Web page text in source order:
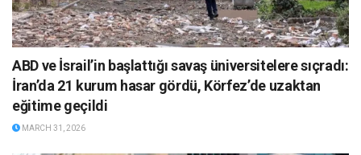
ABD ve İsrail’in başlattığı savaş üniversitelere sıçradı:
İran’da 21 kurum hasar gördü, Körfez’de uzaktan
eğitime geçildi
MARCH 31, 2026